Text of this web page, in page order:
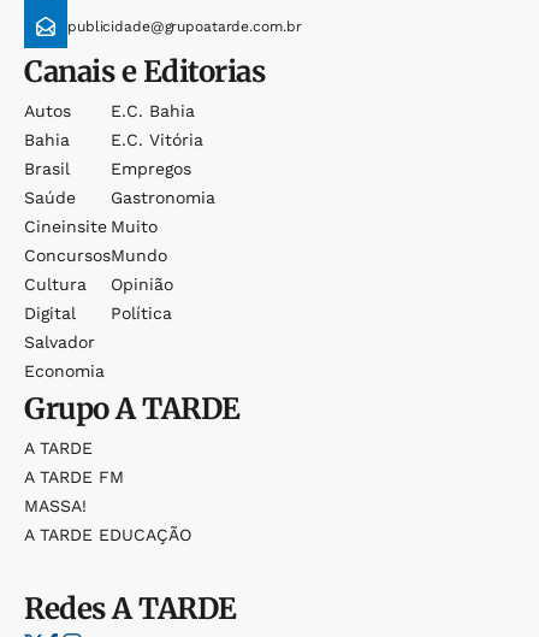
publicidade@grupoatarde.com.br
Canais e Editorias
Autos
Bahia
Brasil
Saúde
Cineinsite
Concursos
Cultura
Digital
Salvador
Economia
E.c. Bahia
E.c. Vitória
Empregos
Gastronomia
Muito
Mundo
Opinião
Política
GrupoA TARDE
A TARDE
A TARDE FM
MASSA!
A TARDE EDUCAÇÃO
RedesA TARDE